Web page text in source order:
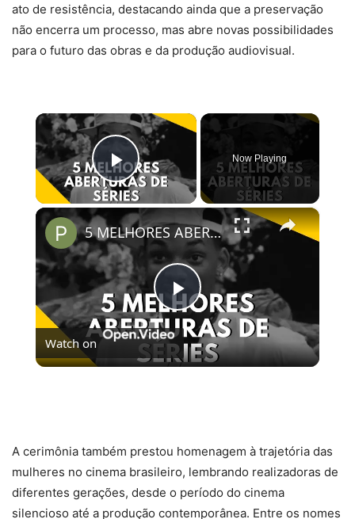
ato de resistência, destacando ainda que a preservação
não encerra um processo, mas abre novas possibilidades
para o futuro das obras e da produção audiovisual.
×
Play Video
Now Playing
×
Play
Video
5 MELHORES ABERTURAS DE SÉRIES | Pipocas Tv #13
Watch on
A cerimônia também prestou homenagem à trajetória das
mulheres no cinema brasileiro, lembrando realizadoras de
diferentes gerações, desde o período do cinema
silencioso até a produção contemporânea. Entre os nomes